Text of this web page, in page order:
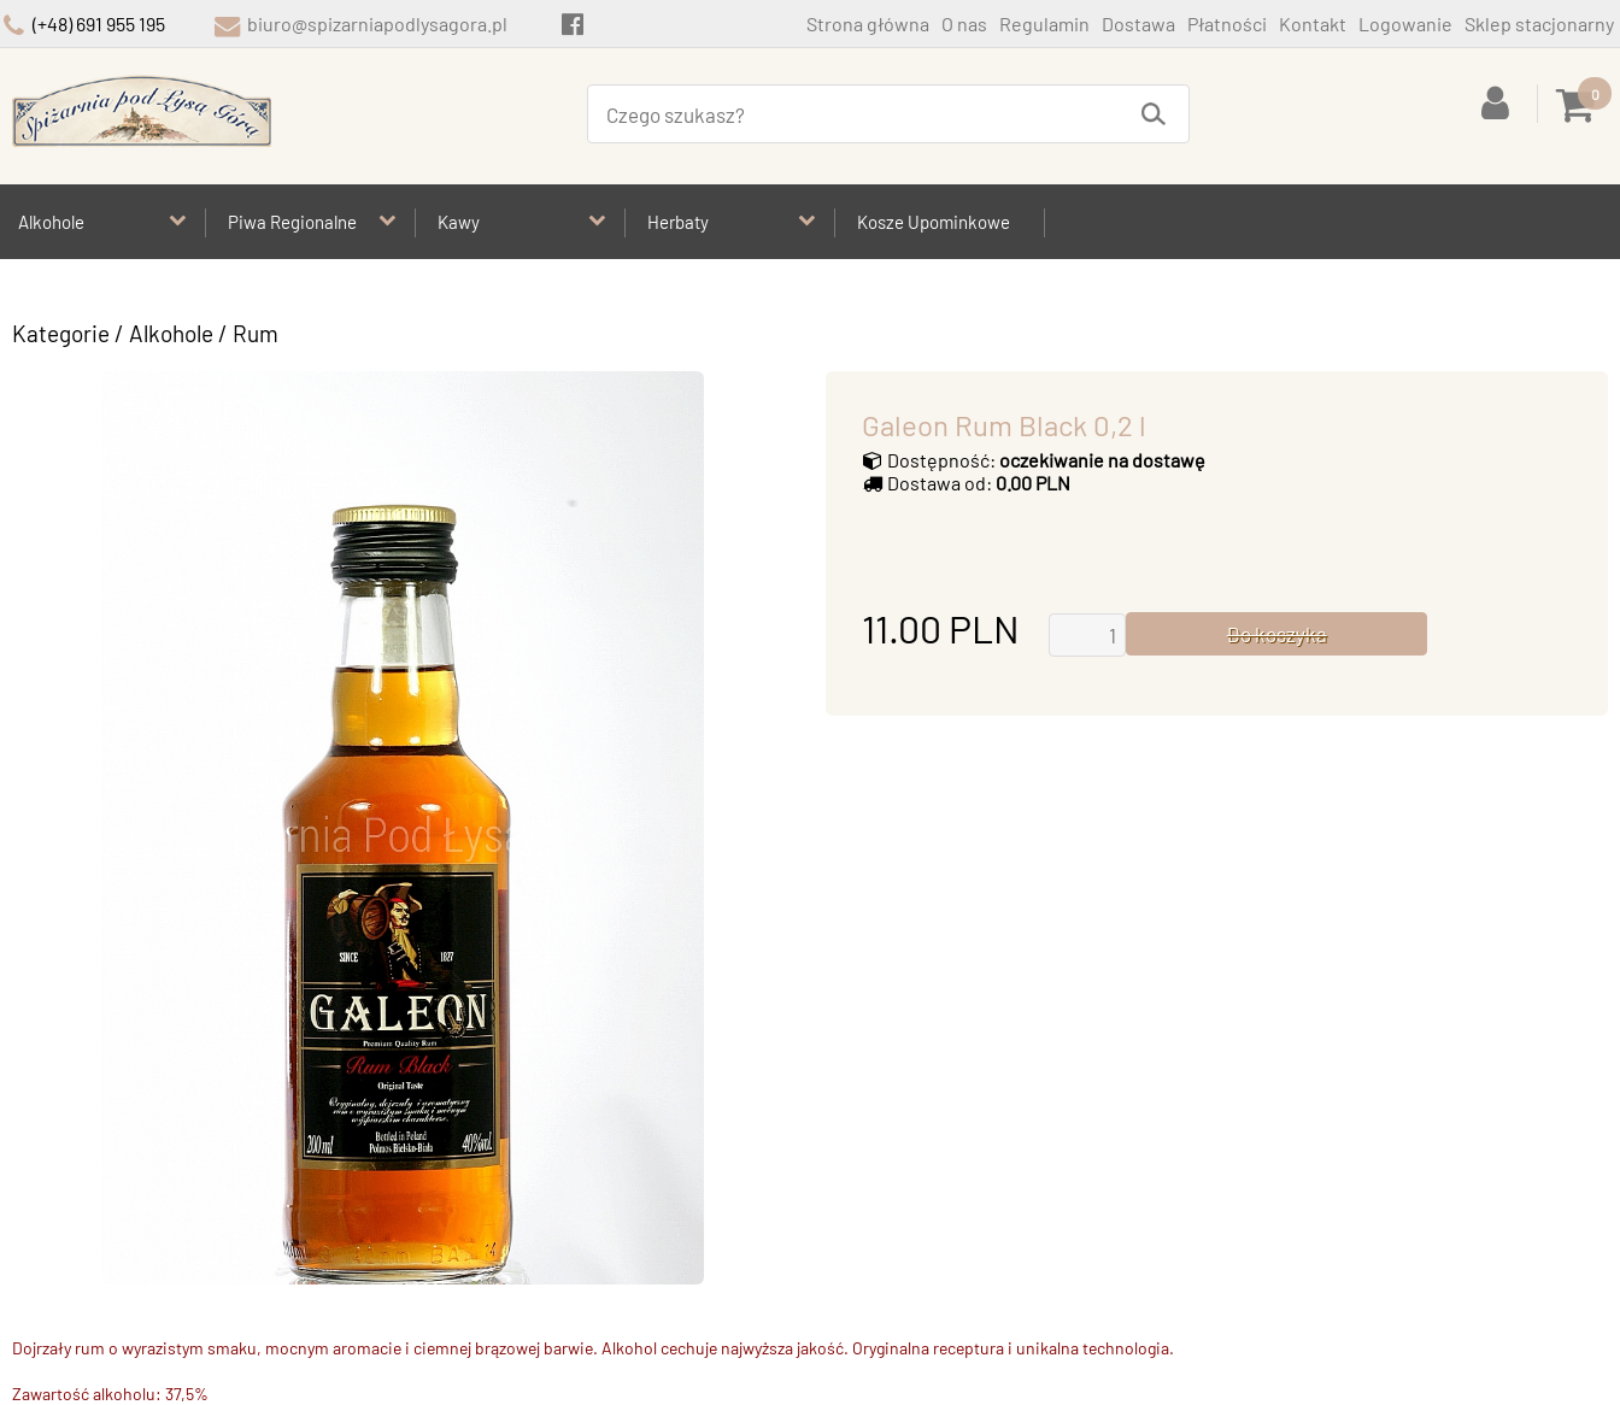
(+48) 691 955 195 biuro@spizarniapodlysagora.pl Strona główna O nas Regulamin Dostawa Płatności Kontakt Logowanie Sklep stacjonarny
0
Alkohole Piwa Regionalne Kawy Herbaty Kosze Upominkowe
Kategorie / Alkohole / Rum
Galeon Rum Black 0,2 l
Dostępność: oczekiwanie na dostawę
Dostawa od: 0.00 PLN
11.00 PLN
Dojrzały rum o wyrazistym smaku, mocnym aromacie i ciemnej brązowej barwie. Alkoholcechuje najwyższa jakość. Oryginalna receptura i unikalna technologia.
Zawartość alkoholu: 37,5%